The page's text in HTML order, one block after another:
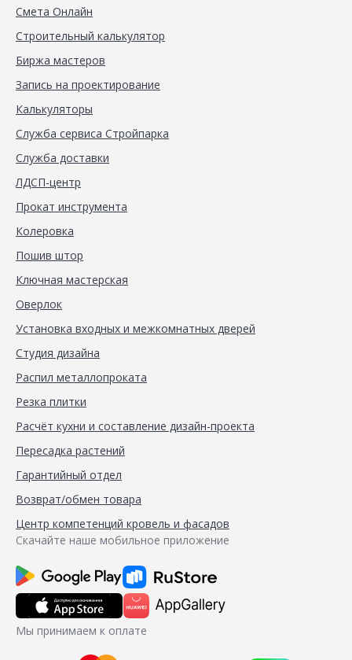
Смета Онлайн
Строительный калькулятор
Биржа мастеров
Запись на проектирование
Калькуляторы
Служба сервиса Стройпарка
Служба доставки
ЛДСП-центр
Прокат инструмента
Колеровка
Пошив штор
Ключная мастерская
Оверлок
Установка входных и межкомнатных дверей
Студия дизайна
Распил металлопроката
Резка плитки
Расчёт кухни и составление дизайн-проекта
Пересадка растений
Гарантийный отдел
Возврат/обмен товара
Центр компетенций кровель и фасадов
Скачайте наше мобильное приложение
Мы принимаем к оплате